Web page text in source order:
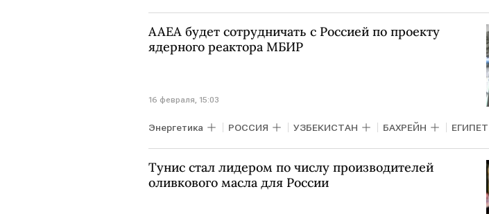
ААЕА будет сотрудничать с Россией по проекту
ядерного реактора МБИР
16 февраля, 15:03
Энергетика РОССИЯ УЗБЕКИСТАН БАХРЕЙН ЕГИПЕТ
Объединенный институт ядерных исследований атомная
Тунис стал лидером по числу производителей
оливкового масла для России